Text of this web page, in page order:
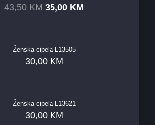
43,50 KM 35,00 KM
Ženska cipela L13505
30,00 KM
Ženska cipela L13621
30,00 KM